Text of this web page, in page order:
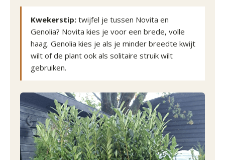
Kwekerstip: twijfel je tussen Novita en
Genolia? Novita kies je voor een brede, volle
haag. Genolia kies je als je minder breedte kwijt
wilt of de plant ook als solitaire struik wilt
gebruiken.